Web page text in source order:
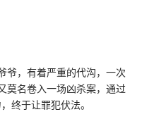
，有着严重的代沟，一次
莫名卷入一场凶杀案，通过
终于让罪犯伏法。